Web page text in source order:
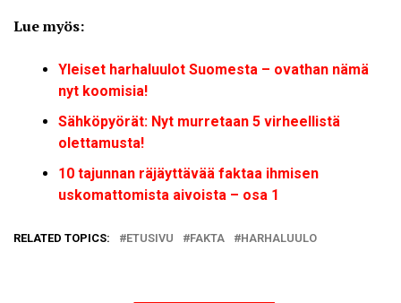
Lue myös:
Yleiset harhaluulot Suomesta – ovathan nämä
nyt koomisia!
Sähköpyörät: Nyt murretaan 5 virheellistä
olettamusta!
10 tajunnan räjäyttävää faktaa ihmisen
uskomattomista aivoista – osa 1
RELATED TOPICS: ETUSIVU FAKTA HARHALUULO